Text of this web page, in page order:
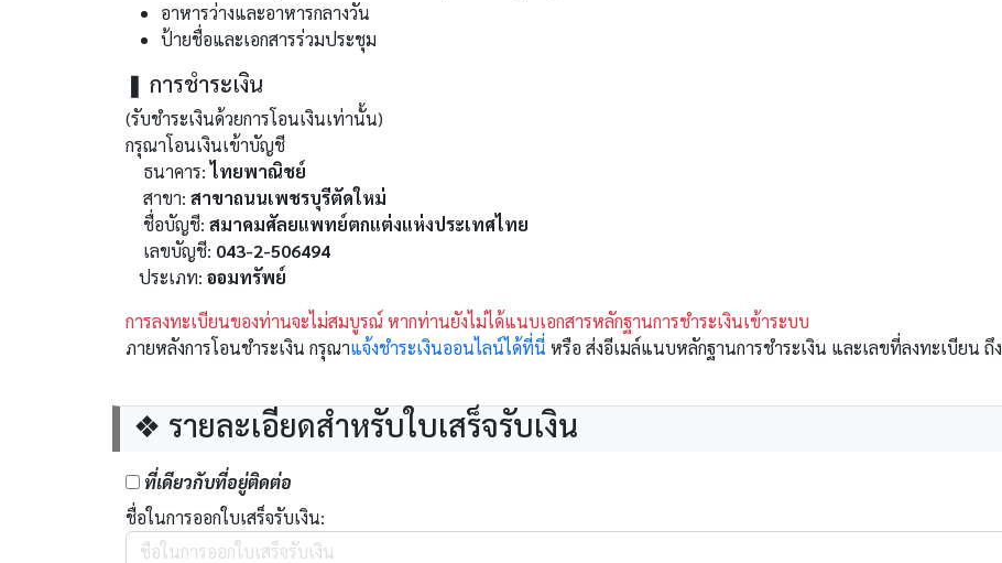
อาหารว่างและอาหารกลางวัน
ป้ายชื่อและเอกสารร่วมประชุม
❚ การชำระเงิน
(รับชำระเงินด้วยการโอนเงินเท่านั้น)
กรุณาโอนเงินเข้าบัญชี
ธนาคาร:ไทยพาณิชย์
สาขา: สาขาถนนเพชรบุรีตัดใหม่
ชื่อบัญชี: สมาคมศัลยแพทย์ตกแต่งแห่งประเทศไทย
เลขบัญชี: 043-2-506494
ประเภท: ออมทรัพย์
การลงทะเบียนของท่านจะไม่สมบูรณ์ หากท่านยังไม่ได้แนบเอกสารหลักฐานการชำระเงินเข้าระบบ
ภายหลังการโอนชำระเงิน กรุณาแจ้งชำระเงินออนไลน์ได้ที่นี่ หรือ ส่งอีเมล์แนบหลักฐานการชำระเงิน และเลขที่ลงทะเบียน ถึง
❖ รายละเอียดสำหรับใบเสร็จรับเงิน
ที่เดียวกับที่อยู่ติดต่อ
ชื่อในการออกใบเสร็จรับเงิน: